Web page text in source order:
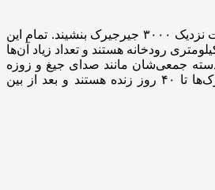
ممکن است روی هر درخت نزدیک ۳۰۰۰ جیرجیرک بنشیند. تمام این
رودخانه هستند و تعداد زیاد آن‌ها
جمعی‌شان مانند صدای جیغ و زوزه
به نظر برسد. این جیرجیرک‌ها تا ۴۰ روز زنده هستند و بعد از بین